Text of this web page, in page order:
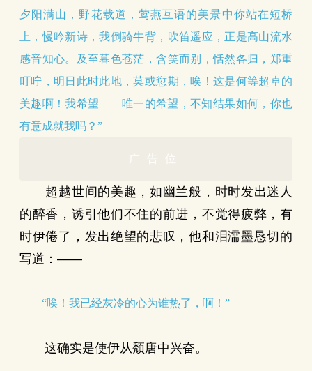
夕阳满山，野花载道，莺燕互语的美景中你站在短桥
上，慢吟新诗，我倒骑牛背，吹笛遥应，正是高山流水
感音知心。及至暮色苍茫，含笑而别，恬然各归，郑重
叮咛，明日此时此地，莫或愆期，唉！这是何等超卓的
美趣啊！我希望——唯一的希望，不知结果如何，你也
有意成就我吗？”
广告位
超越世间的美趣，如幽兰般，时时发出迷人
的醉香，诱引他们不住的前进，不觉得疲弊，有
时伊倦了，发出绝望的悲叹，他和泪濡墨恳切的
写道：——
“唉！我已经灰冷的心为谁热了，啊！”
这确实是使伊从颓唐中兴奋。